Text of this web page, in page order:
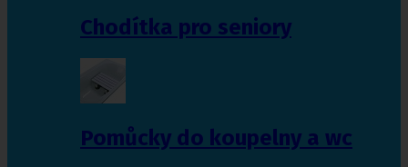
Chodítka pro seniory
Pomůcky do koupelny a wc